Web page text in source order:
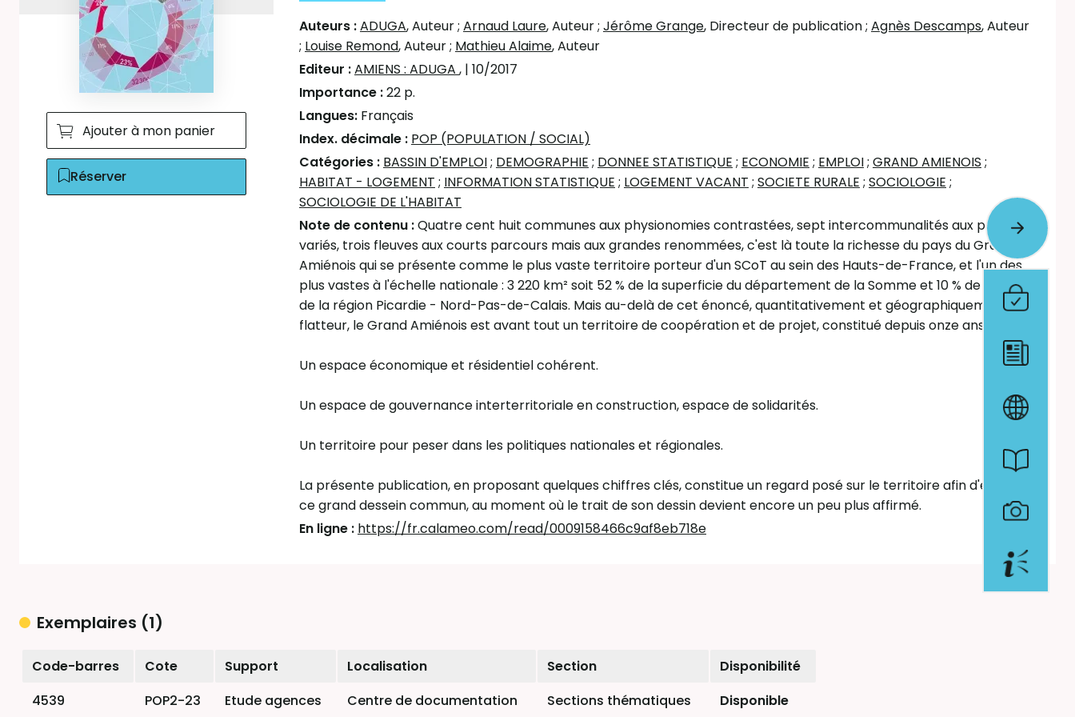
Ajouter à mon panier
Réserver
Auteurs :ADUGA, Auteur; Arnaud Laure, Auteur; Jérôme Grange, Directeur de publication; Agnès Descamps, Auteur
; Louise Remond, Auteur; Mathieu Alaime, Auteur
Editeur :AMIENS : ADUGA , | 10/2017
Importance :22 p.
Langues: Français
Index. décimale : POP (POPULATION / SOCIAL)
Catégories : BASSIN D'EMPLOI; DEMOGRAPHIE ; DONNEE STATISTIQUE ; ECONOMIE ; EMPLOI; GRAND AMIENOIS ;
HABITAT - LOGEMENT ; INFORMATION STATISTIQUE ; LOGEMENT VACANT ; SOCIETE RURALE ; SOCIOLOGIE ;
SOCIOLOGIE DE L'HABITAT
Note de contenu :Quatre cent huit communes aux physionomies contrastées, sept intercommunalités aux profils
variés, trois fleuves aux courts parcours mais aux grandes renommées, c'est là toute la richesse du pays du Grand
Amiénois qui se présente comme le plus vaste territoire porteur d'un SCoT au sein des Hauts-de-France, et l'un des
plus vastes à l'échelle nationale : 3 220 km² soit 52 % de la superficie du département de la Somme et 10 % de celle
de la région Picardie - Nord-Pas-de-Calais. Mais au-delà de cet énoncé, quantitativement et géographiquement
flatteur, le Grand Amiénois est avant tout un territoire de coopération et de projet, constitué depuis onze ans déjà.
Un espace économique et résidentiel cohérent.
Un espace de gouvernance interterritoriale en construction, espace de solidarités.
Un territoire pour peser dans les politiques nationales et régionales.
La présente publication, en proposant quelques chiffres clés, constitue un regard posé sur le territoire afin d'éclairer
ce grand dessein commun, au moment où le trait de son dessin devient encore un peu plus affirmé.
En ligne : https://fr.calameo.com/read/0009158466c9af8eb718e
Exemplaires (1)
Liste des exemplaires
Code-barres Cote Support Localisation Section
Disponibilité
4539
POP2-23 Etude agences Centre de documentation Sections thématiques Disponible